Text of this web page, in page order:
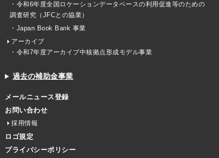
・令和6年度全国ロケーションデータベースの利用促進等のための
調査研究（JFCとの協業）
・Japan Book Bank 事業
アーカイブ
・令和7年度アーカイブ中核拠点形成モデル事業
過去の補助金事業
メールニュース登録
お問い合わせ
採用情報
ロゴ規定
プライバシーポリシー